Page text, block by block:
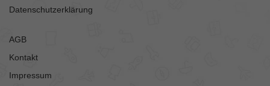
Datenschutzerklärung
AGB
Kontakt
Impressum